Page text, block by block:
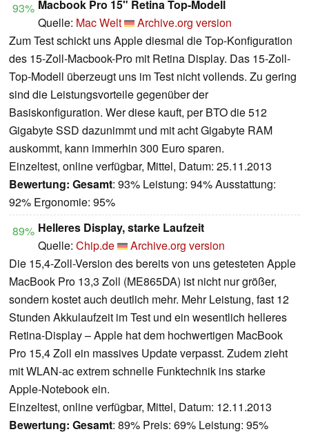
93% Macbook Pro 15" Retina Top-Modell
Quelle: Mac Welt
Archive.org version
Zum Test schickt uns Apple diesmal die Top-Konfiguration
des 15-Zoll-Macbook-Pro mit Retina Display. Das 15-Zoll-
Top-Modell überzeugt uns im Test nicht vollends. Zu gering
sind die Leistungsvorteile gegenüber der
Basiskonfiguration. Wer diese kauft, per BTO die 512
Gigabyte SSD dazunimmt und mit acht Gigabyte RAM
auskommt, kann immerhin 300 Euro sparen.
Einzeltest, online verfügbar, Mittel, Datum: 25.11.2013
Bewertung: Gesamt: 93% Leistung: 94% Ausstattung:
92% Ergonomie: 95%
89% Helleres Display, starke Laufzeit
Quelle: Chip.de
Archive.org version
Die 15,4-Zoll-Version des bereits von uns getesteten Apple
MacBook Pro 13,3 Zoll (ME865DA) ist nicht nur größer,
sondern kostet auch deutlich mehr. Mehr Leistung, fast 12
Stunden Akkulaufzeit im Test und ein wesentlich helleres
Retina-Display – Apple hat dem hochwertigen MacBook
Pro 15,4 Zoll ein massives Update verpasst. Zudem zieht
mit WLAN-ac extrem schnelle Funktechnik ins starke
Apple-Notebook ein.
Einzeltest, online verfügbar, Mittel, Datum: 12.11.2013
Bewertung: Gesamt: 89% Preis: 69% Leistung: 95%